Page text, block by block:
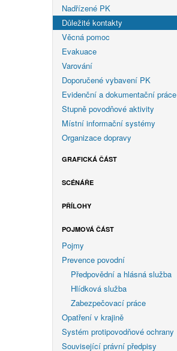
Nadřízené PK
Důležité kontakty
Věcná pomoc
Evakuace
Varování
Doporučené vybavení PK
Evidenční a dokumentační práce
Stupně povodňové aktivity
Místní informační systémy
Organizace dopravy
GRAFICKÁ ČÁST
SCÉNÁŘE
PŘÍLOHY
POJMOVÁ ČÁST
Pojmy
Prevence povodní
Předpovědní a hlásná služba
Hlídková služba
Zabezpečovací práce
Opatření v krajině
Systém protipovodňové ochrany
Související právní předpisy